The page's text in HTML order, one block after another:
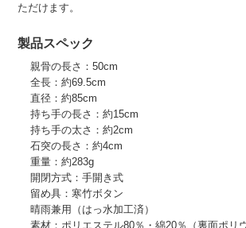
ただけます。
製品スペック
親骨の長さ：50cm
全長：約69.5cm
直径：約85cm
持ち手の長さ：約15cm
持ち手の太さ：約2cm
石突の長さ：約4cm
重量：約283g
開閉方式：手開き式
留め具：寒竹ボタン
晴雨兼用（はっ水加工済）
素材：ポリエステル80％・綿20％（裏面ポリ